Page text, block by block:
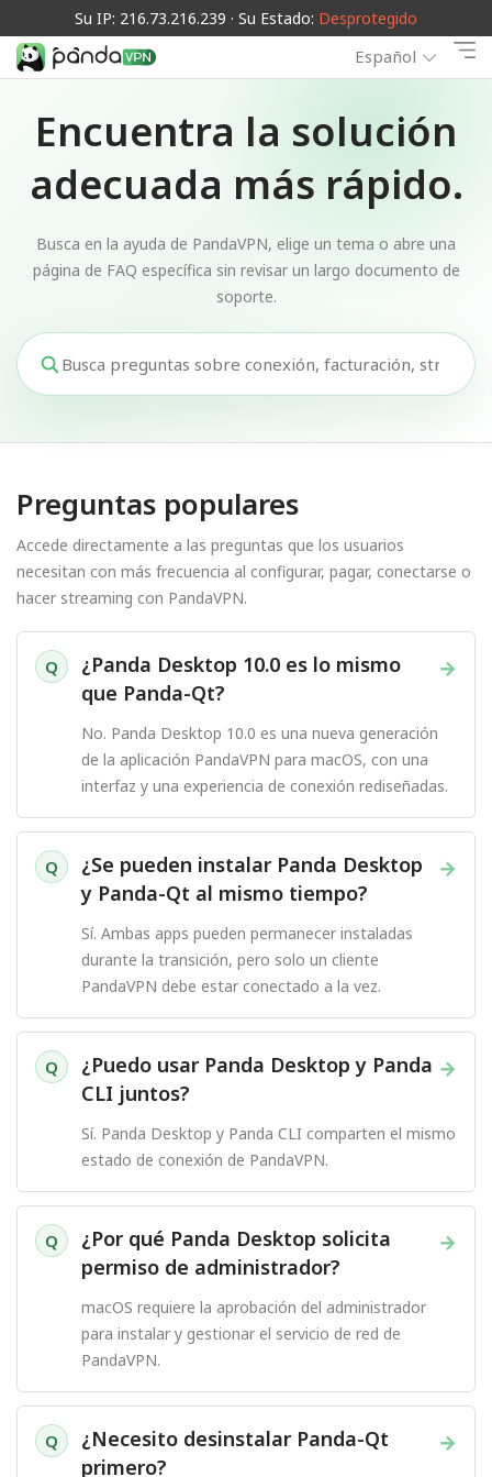
Su IP: 216.73.216.239 · Su Estado: Desprotegido
Español
Encuentra la solución
adecuada más rápido.
Busca en la ayuda de PandaVPN, elige un tema o abre una
página de FAQ específica sin revisar un largo documento de
soporte.
Preguntas populares
Accede directamente a las preguntas que los usuarios
necesitan con más frecuencia al configurar, pagar, conectarse o
hacer streaming con PandaVPN.
Q →
¿Panda Desktop 10.0 es lo mismo
que Panda-Qt?
No. Panda Desktop 10.0 es una nueva generación
de la aplicación PandaVPN para macOS, con una
interfaz y una experiencia de conexión rediseñadas.
Q →
¿Se pueden instalar Panda Desktop
y Panda-Qt al mismo tiempo?
Sí. Ambas apps pueden permanecer instaladas
durante la transición, pero solo un cliente
PandaVPN debe estar conectado a la vez.
Q →
¿Puedo usar Panda Desktop y Panda
CLI juntos?
Sí. Panda Desktop y Panda CLI comparten el mismo
estado de conexión de PandaVPN.
Q →
¿Por qué Panda Desktop solicita
permiso de administrador?
macOS requiere la aprobación del administrador
para instalar y gestionar el servicio de red de
PandaVPN.
Q →
¿Necesito desinstalar Panda-Qt
primero?